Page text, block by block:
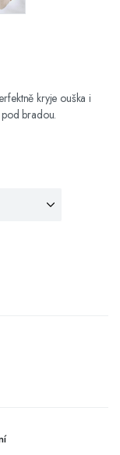
kryje ouška i
bradou.